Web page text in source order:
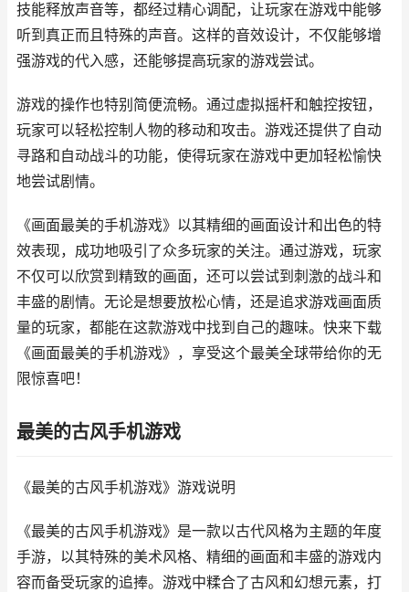
技能释放声音等，都经过精心调配，让玩家在游戏中能够
听到真正而且特殊的声音。这样的音效设计，不仅能够增
强游戏的代入感，还能够提高玩家的游戏尝试。
游戏的操作也特别简便流畅。通过虚拟摇杆和触控按钮，
玩家可以轻松控制人物的移动和攻击。游戏还提供了自动
寻路和自动战斗的功能，使得玩家在游戏中更加轻松愉快
地尝试剧情。
《画面最美的手机游戏》以其精细的画面设计和出色的特
效表现，成功地吸引了众多玩家的关注。通过游戏，玩家
不仅可以欣赏到精致的画面，还可以尝试到刺激的战斗和
丰盛的剧情。无论是想要放松心情，还是追求游戏画面质
量的玩家，都能在这款游戏中找到自己的趣味。快来下载
《画面最美的手机游戏》，享受这个最美全球带给你的无
限惊喜吧！
最美的古风手机游戏
《最美的古风手机游戏》游戏说明
《最美的古风手机游戏》是一款以古代风格为主题的年度
手游，以其特殊的美术风格、精细的画面和丰盛的游戏内
容而备受玩家的追捧。游戏中糅合了古风和幻想元素，打